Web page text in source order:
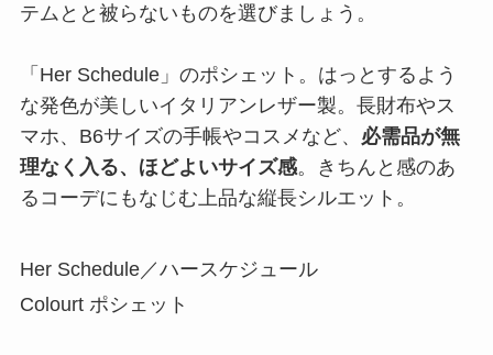
テムとと被らないものを選びましょう。
「Her Schedule」のポシェット。はっとするよう
な発色が美しいイタリアンレザー製。長財布やス
マホ、B6サイズの手帳やコスメなど、 必需品が無
理なく入る、ほどよいサイズ感。きちんと感のあ
るコーデにもなじむ上品な縦長シルエット。
Her Schedule／ハースケジュール
Colourt ポシェット